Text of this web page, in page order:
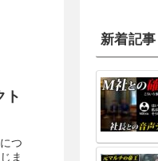
ト
つ
ま
新着記事